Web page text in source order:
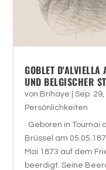
GOBLET D'ALVIELLA
UND BELGISCHER
von Brihaye |Sep.
Persönlichkeiten
Geboren in Tournai
Brüssel am
Mai 1873 auf dem
beerdigt. Seine